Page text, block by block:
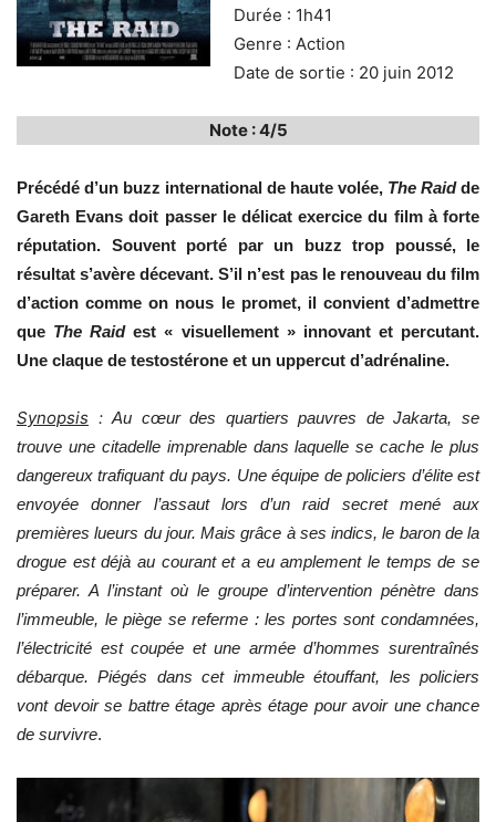
Durée : 1h41
Genre : Action
Date de sortie : 20 juin 2012
Note : 4/5
Précédé d’un buzz international de haute volée, The Raidde
Gareth Evans doit passer le délicat exercice du film à forte
réputation. Souvent porté par un buzz trop poussé, le
résultat s’avère décevant. S’il n’est pas le renouveau du film
d’action comme on nous le promet, il convient d’admettre
que The Raidest « visuellement » innovant et percutant.
Une claque de testostérone et un uppercut d’adrénaline.
Synopsis :Au cœur des quartiers pauvres de Jakarta, se
trouve une citadelle imprenable dans laquelle se cache le plus
dangereux trafiquant du pays. Une équipe de policiers d’élite est
envoyée donner l’assaut lors d’un raid secret mené aux
premières lueurs du jour. Mais grâce à ses indics, le baron de la
drogue est déjà au courant et a eu amplement le temps de se
préparer. A l’instant où le groupe d’intervention pénètre dans
l’immeuble, le piège se referme : les portes sont condamnées,
l’électricité est coupée et une armée d’hommes surentraînés
débarque. Piégés dans cet immeuble étouffant, les policiers
vont devoir se battre étage après étage pour avoir une chance
de survivre.